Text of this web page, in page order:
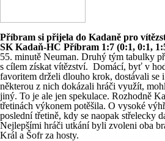
Příbram si přijela do Kadaně pro
SK Kadaň-HC Příbram 1:7 (0:1, 0:1,
55. minutě Neuman. Druhý tým tabulky
s cílem získat vítězství. Domácí, byť v
favoritem drželi dlouho krok, dostávali se
některou z nich dokázali hráči využít,
jiný. To je ale jen spekulace. Rozhodně
třetinách výkonem potěšila. O vysoké
poslední třetině, kdy se naopak střelecky
Nejlepšími hráči utkání byli zvoleni oba
Král a Šofr za hosty.